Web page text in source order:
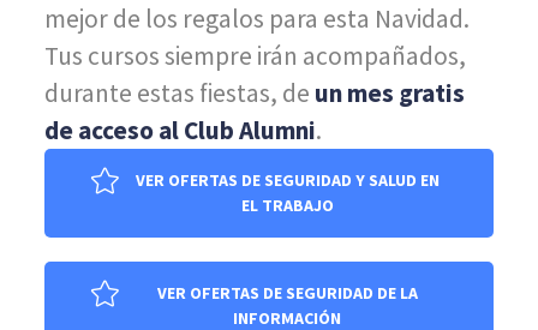
mejor de los regalos para esta Navidad.
Tus cursos siempre irán acompañados,
durante estas fiestas, de un mes gratis
de acceso al Club Alumni.
VER OFERTAS DE SEGURIDAD Y SALUD EN
EL TRABAJO
VER OFERTAS DE SEGURIDAD DE LA
INFORMACIÓN